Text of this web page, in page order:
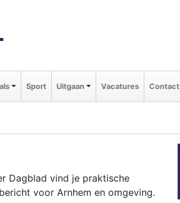
Sport Uitgaan Vacatures Contact
Dagblad vind je praktische
voor Arnhem en omgeving.